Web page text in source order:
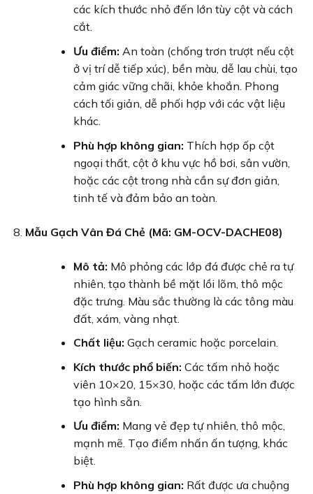
các kích thước nhỏ đến lớn tùy cột và cách
cắt.
Ưu điểm: An toàn (chống trơn trượt nếu cột
ở vị trí dễ tiếp xúc), bền màu, dễ lau chùi, tạo
cảm giác vững chãi, khỏe khoắn. Phong
cách tối giản, dễ phối hợp với các vật liệu
khác.
Phù hợp không gian: Thích hợp ốp cột
ngoại thất, cột ở khu vực hồ bơi, sân vườn,
hoặc các cột trong nhà cần sự đơn giản,
tinh tế và đảm bảo an toàn.
Mẫu Gạch Vân Đá Chẻ (Mã: GM-OCV-DACHE08)
Mô tả: Mô phỏng các lớp đá được chẻ ra tự
nhiên, tạo thành bề mặt lồi lõm, thô mộc
đặc trưng. Màu sắc thường là các tông màu
đất, xám, vàng nhạt.
Chất liệu: Gạch ceramic hoặc porcelain.
Kích thước phổ biến: Các tấm nhỏ hoặc
viên 10×20, 15×30, hoặc các tấm lớn được
tạo hình sẵn.
Ưu điểm: Mang vẻ đẹp tự nhiên, thô mộc,
mạnh mẽ. Tạo điểm nhấn ấn tượng, khác
biệt.
Phù hợp không gian: Rất được ưa chuộng